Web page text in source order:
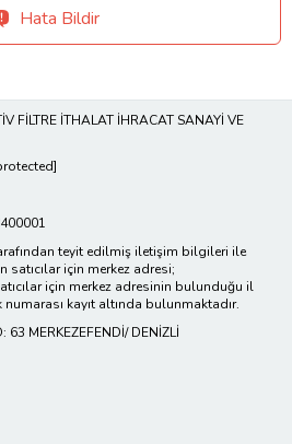
Hata Bildir
FİLTRE İTHALAT İHRACAT SANAYİ VE
teyit edilmiş iletişim bilgileri ile
için merkez adresi;
için merkez adresinin bulunduğu il
kayıt altında bulunmaktadır.
MERKEZEFENDİ/ DENİZLİ